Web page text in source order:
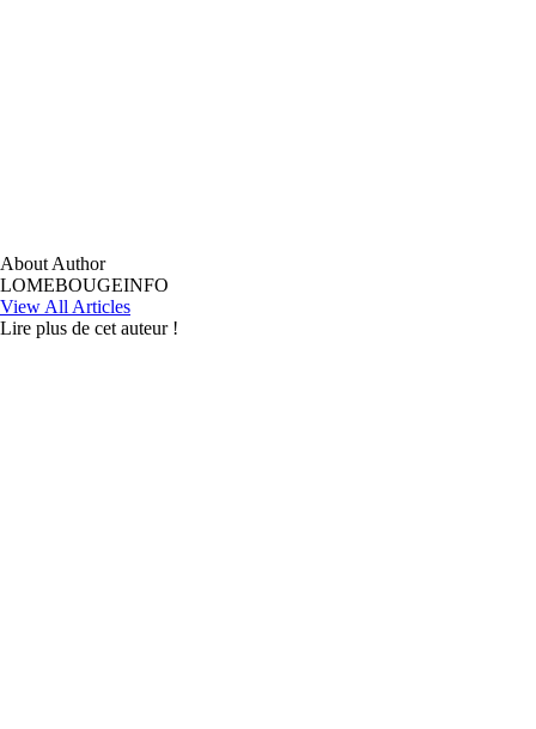
About Author
LOMEBOUGEINFO
View All Articles
Lire plus de cet auteur !